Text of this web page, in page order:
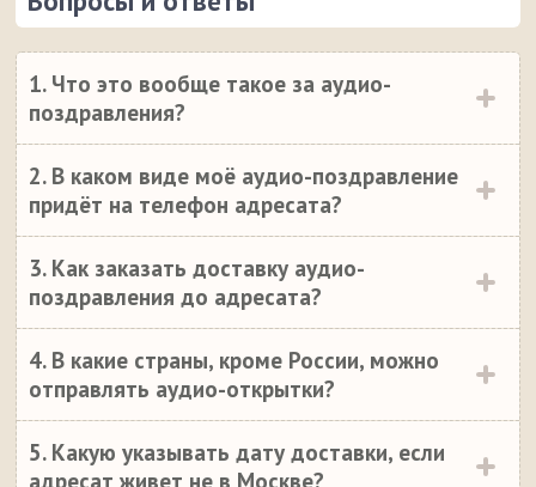
1. Что это вообще такое за аудио-
поздравления?
2. В каком виде моё аудио-поздравление
придёт на телефон адресата?
3. Как заказать доставку аудио-
поздравления до адресата?
4. В какие страны, кроме России, можно
отправлять аудио-открытки?
5. Какую указывать дату доставки, если
адресат живет не в Москве?